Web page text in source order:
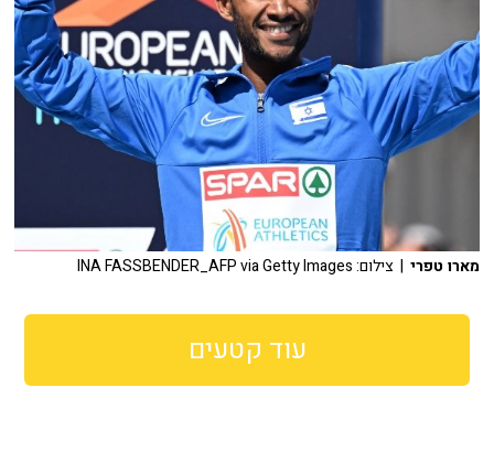
מארו טפרי | צילום: INA FASSBENDER_AFP via Getty Images
עוד קטעים